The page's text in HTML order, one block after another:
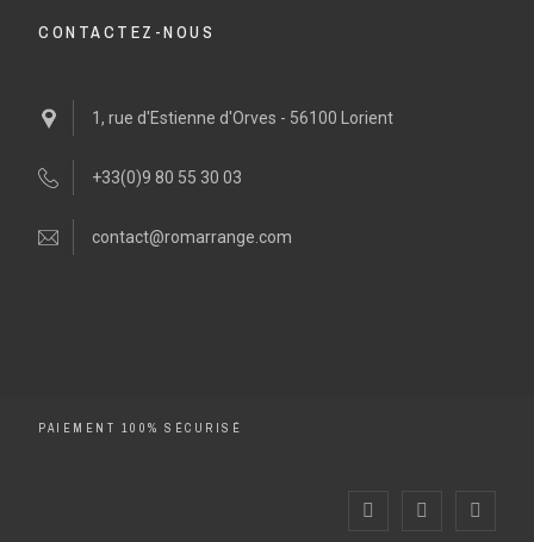
CONTACTEZ-NOUS
1, rue d'Estienne d'Orves - 56100 Lorient
+33(0)9 80 55 30 03
contact@romarrange.com
PAIEMENT 100% SÉCURISÉ